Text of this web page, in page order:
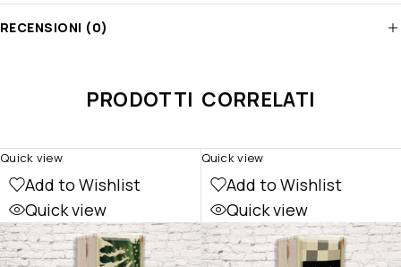
RECENSIONI (0)
PRODOTTI CORRELATI
Add to Wishlist
Quick view
Quick view
Add to Wishlist
Quick view
Quick view